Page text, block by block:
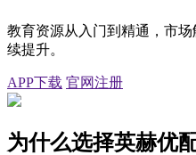
教育资源从入门到精通，市
续提升。
APP下载 官网注册
为什么选择英赫优